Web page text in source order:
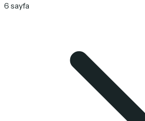
6 sayfa